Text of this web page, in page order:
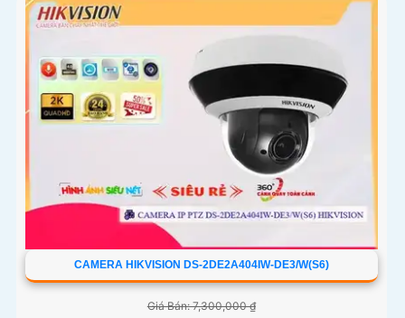
CAMERA HIKVISION DS-2DE2A404IW-DE3/W(S6)
Giá Bán: 7,300,000 ₫